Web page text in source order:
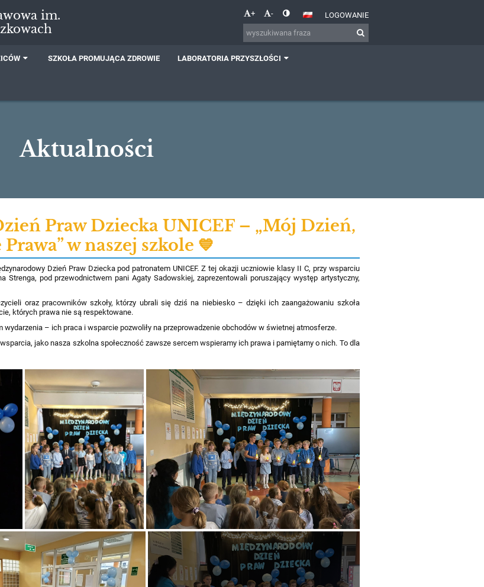
im.
+ - LOGOWANIE
SZKOŁA PROMUJĄCA ZDROWIE LABORATORIA PRZYSZŁOŚCI
Aktualności
Praw Dziecka UNICEF – „Mój Dzień,
w naszej szkole 💙
Dzień Praw Dziecka pod patronatem UNICEF. Z tej okazji uczniowie klasy II C, przy wsparciu
Strenga, pod przewodnictwem pani Agaty Sadowskiej, zaprezentowali poruszający występ artystyczny,
oraz pracowników szkoły, którzy ubrali się dziś na niebiesko – dzięki ich zaangażowaniu szkoła
których prawa nie są respektowane.
– ich praca i wsparcie pozwoliły na przeprowadzenie obchodów w świetnej atmosferze.
jako nasza szkolna społeczność zawsze sercem wspieramy ich prawa i pamiętamy o nich. To dla